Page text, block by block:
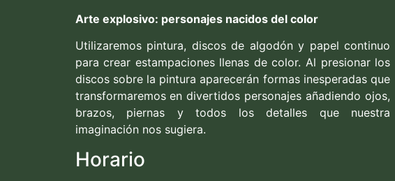
Arte explosivo: personajes nacidos del color
Utilizaremos pintura, discos de algodón y papel continuo
para crear estampaciones llenas de color. Al presionar los
discos sobre la pintura aparecerán formas inesperadas que
transformaremos en divertidos personajes añadiendo ojos,
brazos, piernas y todos los detalles que nuestra
imaginación nos sugiera.
Horario